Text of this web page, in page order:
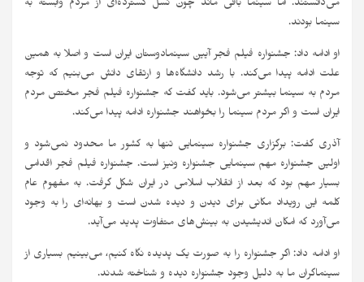
می‌دانستند. اما سینما باقی ماند چون نسل گسترده‌ای از مردم وابسته به
سینما بودند.
او ادامه داد: جشنواره فیلم فجر آیین سینمادوستان ایران است و اصلا به همین
علت ادامه پیدا می‌کند. با رشد دانشگاه‌ها و ارتقای دانش می‌بنیم‌ که توجه
مردم به سینما بیشتر می‌شود. باید گفت که جشنواره فیلم فجر مختص مردم
ایران است و اگر مردم سینما را بخواهند جشنواره ادامه پیدا می‌کند.
آذری گفت: برگزاری جشنواره سینمایی تنها به کشور ما محدود نمی‌شود و
اولین جشنواره مهم سینمایی جشنواره ونیز است. جشنواره فیلم فجر اقدامی
بسیار مهم بود که بعد از انقلاب اسلامی در ایران شکل گرفت. به مفهوم عام
کلمه این رویداد مکانی برای دیدن و دیده شدن است و بهانه‌ای را به وجود
می‌آورد که امکان اندیشیدن به بینش‌های متفاوت پدید می‌آید.
او ادامه داد: اگر جشنواره را به صورت یک پدیده نگاه کنیم، می‌بینیم بسیاری از
سینماگران ما به دلیل وجود جشنواره دیده و شناخته شدند.